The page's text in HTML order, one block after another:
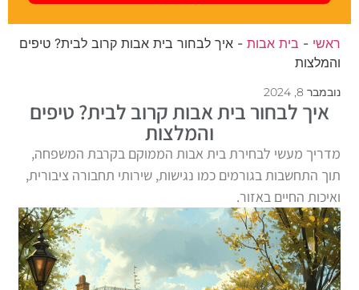
ראשי - בית אבות- איך לבחור בית אבות קרוב לבית? טיפים
והמלצות
נובמבר 8, 2024
איך לבחור בית אבות קרוב לבית? טיפים
והמלצות
מדריך מעשי לבחירת בית אבות הממוקם בקרבת המשפחה,
תוך התחשבות בגורמים כמו נגישות, שירותי תחבורה ציבורית,
ואיכות החיים באזור.